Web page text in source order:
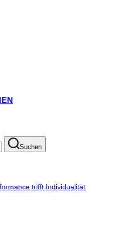
Suchen
trifft Individualität